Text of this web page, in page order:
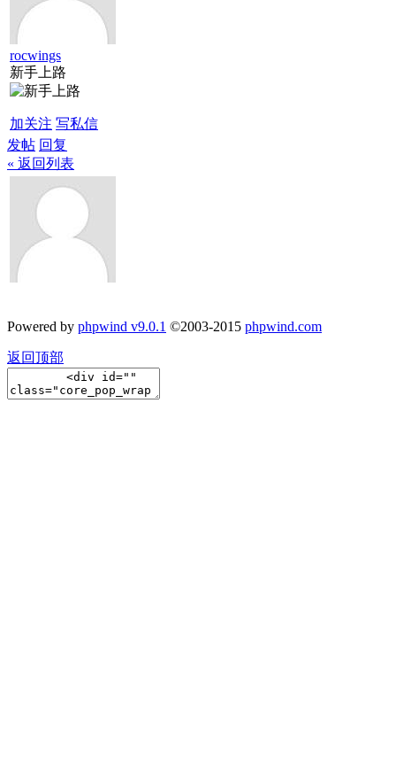
rocwings
新手上路
加关注 写私信
发帖 回复
« 返回列表
Powered by phpwind v9.0.1 ©2003-2015 phpwind.com
返回顶部